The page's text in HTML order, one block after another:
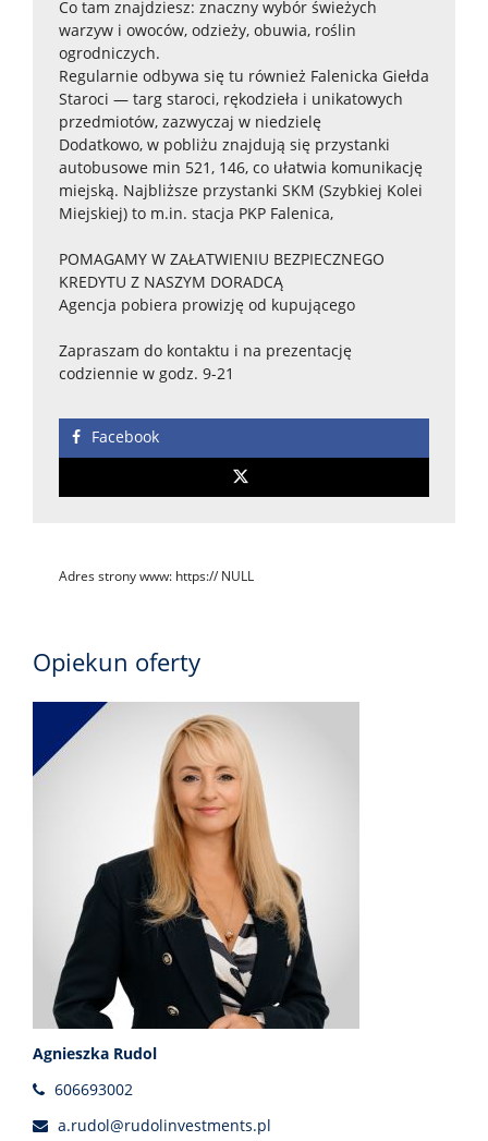
Co tam znajdziesz: znaczny wybór świeżych
warzyw i owoców, odzieży, obuwia, roślin
ogrodniczych.
Regularnie odbywa się tu również Falenicka Giełda
Staroci — targ staroci, rękodzieła i unikatowych
przedmiotów, zazwyczaj w niedzielę
Dodatkowo, w pobliżu znajdują się przystanki
autobusowe min 521, 146, co ułatwia komunikację
miejską. Najbliższe przystanki SKM (Szybkiej Kolei
Miejskiej) to m.in. stacja PKP Falenica,
POMAGAMY W ZAŁATWIENIU BEZPIECZNEGO
KREDYTU Z NASZYM DORADCĄ
Agencja pobiera prowizję od kupującego
Zapraszam do kontaktu i na prezentację
codziennie w godz. 9-21
Facebook
Adres strony www: https:// NULL
Opiekun oferty
Agnieszka Rudol
606693002
a.rudol@rudolinvestments.pl